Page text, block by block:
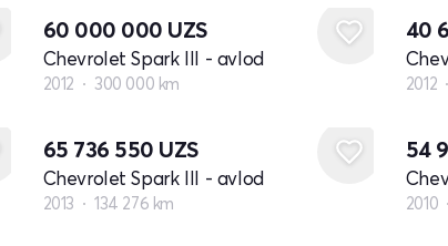
60 000 000 UZS
Chevrolet Spark III - avlod
2012 300 000 km
40
2012
65 736 550 UZS
Chevrolet Spark III - avlod
2013 134 276 km
54
2010